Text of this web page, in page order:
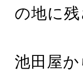
の地に
池田屋